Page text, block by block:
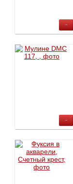
-
-